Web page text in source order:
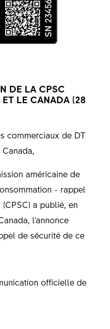
DE LA CPSC
ET LE CANADA (28
commerciaux de DT
américaine de
- rappel
a publié, en
l'annonce
de sécurité de ce
officielle de